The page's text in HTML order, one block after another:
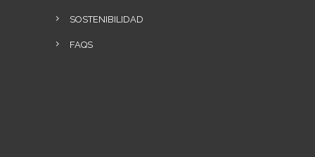
SOSTENIBILIDAD
FAQS